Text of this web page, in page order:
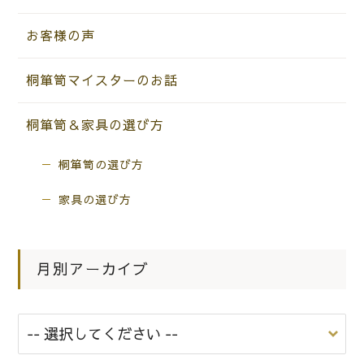
お客様の声
桐箪笥マイスターのお話
桐箪笥＆家具の選び方
桐箪笥の選び方
家具の選び方
月別アーカイブ